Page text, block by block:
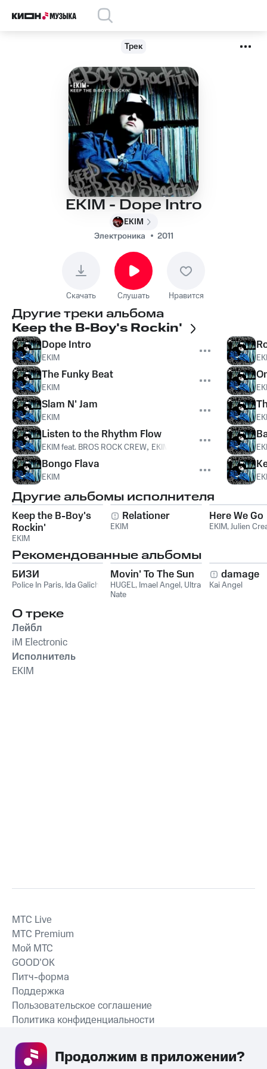
Трек
EKIM - Dope Intro
EKIM
Электроника
2011
Скачать Слушать Нравится
Другие треки альбома
Keep the B-Boy's Rockin'
Dope Intro
EKIM
The Funky Beat
EKIM
Slam N' Jam
EKIM
Listen to the Rhythm Flow
EKIM feat. BROS ROCK CREW, EKIM Bros Rock Crew
Bongo Flava
EKIM
Другие альбомы исполнителя
Keep the B-Boy's
Rockin'
EKIM
Relationer
EKIM
Here We Go
EKIM,Julien
Рекомендованные альбомы
БИЗИ
Police In Paris, Ida Galich
Movin' To The Sun
HUGEL, Imael Angel, Ultra
Nate
damage
Kai Angel
О треке
Лейбл
iM Electronic
Исполнитель
EKIM
СКАЧАТЬ ПРИЛОЖЕНИЕ
MTС Live
MTС Premium
Мой МТС
GOOD’OK
Питч-форма
Поддержка
Пользовательское соглашение
Политика конфиденциальности